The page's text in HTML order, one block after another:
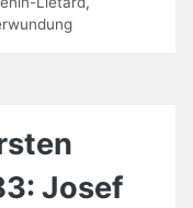
Josef